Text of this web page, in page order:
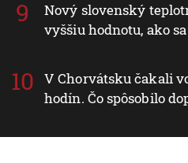
Nový slovenský
vyššiu hodnotu, ako
V Chorvátsku čakali
hodín. Čo spôsobilo